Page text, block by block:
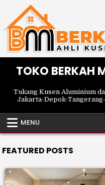
content
TOKO BERKAH
Tukang Kusen Aluminium
Jakarta-Depok-
MENU
FEATURED POSTS